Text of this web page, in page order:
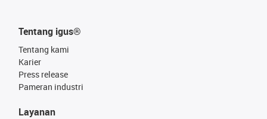
Tentang igus®
Tentang kami
Karier
Press release
Pameran industri
Layanan